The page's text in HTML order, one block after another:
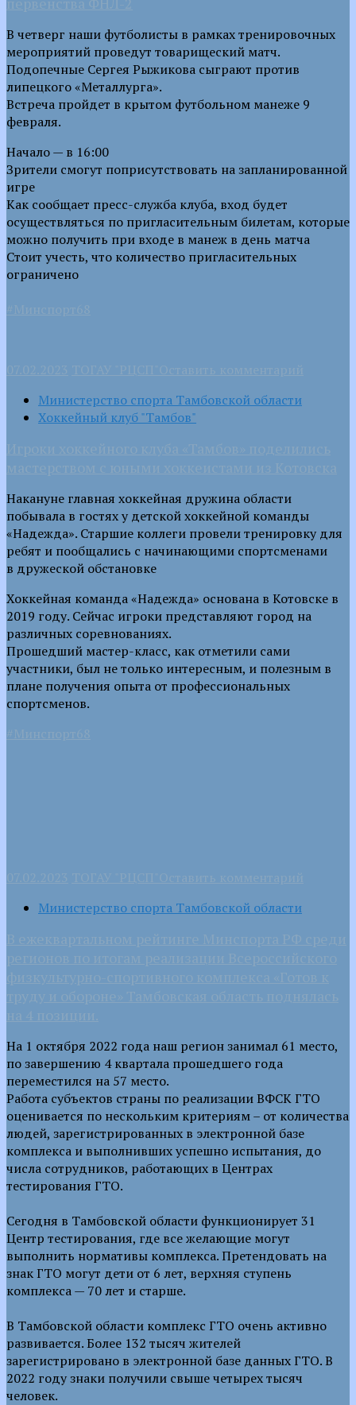
В четверг наши футболисты в рамках тренировочных
мероприятий проведут товарищеский матч.
Подопечные Сергея Рыжикова сыграют против
липецкого «Металлурга».
Встреча пройдет в крытом футбольном манеже 9
февраля.
Начало — в 16:00
Зрители смогут поприсутствовать на запланированной
игре
Как сообщает пресс-служба клуба, вход будет
осуществляться по пригласительным билетам, которые
можно получить при входе в манеж в день матча
Стоит учесть, что количество пригласительных
ограничено
#Минспорт68
07.02.2023 ТОГАУ "РЦСП" Оставить комментарий
Министерство спорта Тамбовской области
Хоккейный клуб "Тамбов"
Игроки хоккейного клуба «Тамбов» поделились
мастерством с юными хоккеистами из Котовска
Накануне главная хоккейная дружина области
побывала в гостях у детской хоккейной команды
«Надежда». Старшие коллеги провели тренировку для
ребят и пообщались с начинающими спортсменами
в дружеской обстановке
Хоккейная команда «Надежда» основана в Котовске в
2019 году. Сейчас игроки представляют город на
различных соревнованиях.
Прошедший мастер-класс, как отметили сами
участники, был не только интересным, и полезным в
плане получения опыта от профессиональных
спортсменов.
#Минспорт68
07.02.2023 ТОГАУ "РЦСП" Оставить комментарий
Министерство спорта Тамбовской области
В ежеквартальном рейтинге Минспорта РФ среди
регионов по итогам реализации Всероссийского
физкультурно-спортивного комплекса «Готов к
труду и обороне» Тамбовская область поднялась
на 4 позиции.
На 1 октября 2022 года наш регион занимал 61 место,
по завершению 4 квартала прошедшего года
переместился на 57 место.
Работа субъектов страны по реализации ВФСК ГТО
оценивается по нескольким критериям – от количества
людей, зарегистрированных в электронной базе
комплекса и выполнивших успешно испытания, до
числа сотрудников, работающих в Центрах
тестирования ГТО.
Сегодня в Тамбовской области функционирует 31
Центр тестирования, где все желающие могут
выполнить нормативы комплекса. Претендовать на
знак ГТО могут дети от 6 лет, верхняя ступень
комплекса — 70 лет и старше.
В Тамбовской области комплекс ГТО очень активно
развивается. Более 132 тысяч жителей
зарегистрировано в электронной базе данных ГТО. В
2022 году знаки получили свыше четырех тысяч
человек.